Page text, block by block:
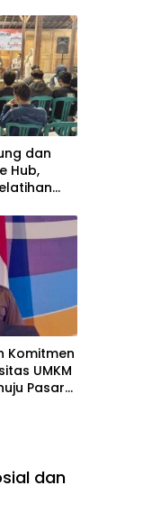
dan
Hub,
Komitmen
UMKM
Pasar
dan